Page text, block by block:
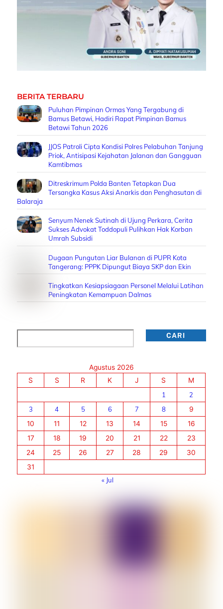
BERITA TERBARU
Puluhan Pimpinan Ormas Yang Tergabung di
Bamus Betawi, Hadiri Rapat Pimpinan Bamus
Betawi Tahun 2026
JJOS Patroli Cipta Kondisi Polres Pelabuhan Tanjung
Priok, Antisipasi Kejahatan Jalanan dan Gangguan
Kamtibmas
Ditreskrimum Polda Banten Tetapkan Dua
Tersangka Kasus Aksi Anarkis dan Penghasutan di
Balaraja
Senyum Nenek Sutinah di Ujung Perkara, Cerita
Sukses Advokat Toddopuli Pulihkan Hak Korban
Umrah Subsidi
Dugaan Pungutan Liar Bulanan di PUPR Kota
Tangerang: PPPK Dipungut Biaya SKP dan Ekin
Tingkatkan Kesiapsiagaan Personel Melalui Latihan
Peningkatan Kemampuan Dalmas
CARI
Agustus 2026
S
S R K J S
M
1
2
3
4 5 6 7 8
9
10
11 12 13 14 15
16
17
18 19 20 21 22
23
24
25 26 27 28 29
30
31
« Jul